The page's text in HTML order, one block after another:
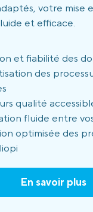
votre mise
et efficace.
et fiabilité des
des
qualité
fluide entre
optimisée des
En savoir plus